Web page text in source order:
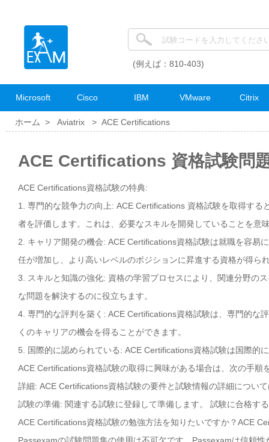
(例えば：810-403)
Microsoft Cisco IBM VMware Citrix
ホーム > Aviatrix > ACE Certifications
ACE Certifications 資格試験問
ACE Certifications資格試験の特典:
1. 専門的な競争力の向上: ACE Certifications 資格試験を取得す
者を評価します。これは、必要なスキルを開発していることを意
2. キャリア開発の機会: ACE Certifications資格試験は就職を容易
任が増加し、より高いレベルのポジションに昇進する資格が得ら
3. スキルと知識の強化: 資格の学習プロセスにより、関連分野の
な問題を解決するのに役立ちます。
4. 専門的な評判を築く: ACE Certifications資格試験は、専門的な
くのキャリアの機会を得ることができます。
5. 国際的に認められている: ACE Certifications資格試験は国際的
ACE Certifications資格試験の取得に興味がある場合は、次の手順
詳細: ACE Certifications資格試験の要件と試験情報の詳細につい
試験の準備: 関連する試験に登録して準備します。 試験に合格す
ACE Certifications資格試験の勉強方法を知りたいですか？ACE